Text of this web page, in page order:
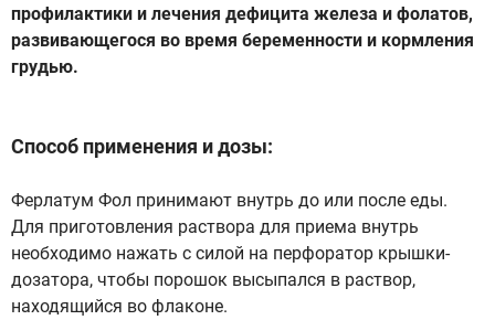
профилактики и лечения дефицита железа и фолатов,
развивающегося во время беременности и кормления
грудью.
Способ применения и дозы:
Ферлатум Фол принимают внутрь до или после еды.
Для приготовления раствора для приема внутрь
необходимо нажать с силой на перфоратор крышки-
дозатора, чтобы порошок высыпался в раствор,
находящийся во флаконе.